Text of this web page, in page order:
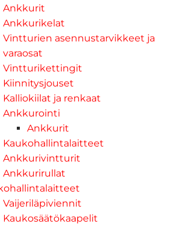
Ankkurit
Ankkurikelat
Vintturien asennustarvikkeet ja
varaosat
Vintturikettingit
Kiinnitysjouset
Kalliokiilat ja renkaat
Ankkurointi
Ankkurit
Kaukohallintalaitteet
Ankkurivintturit
Ankkurirullat
Vaijeriläpiviennit
Kaukosäätökaapelit